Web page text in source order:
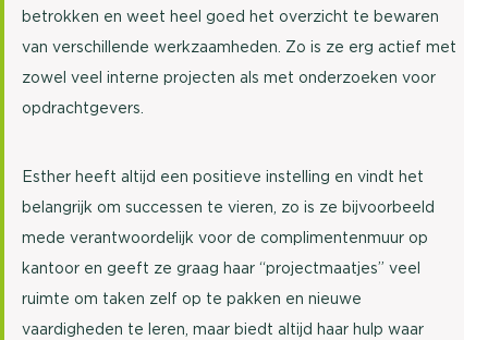
betrokken en weet heel goed het overzicht te bewaren
van verschillende werkzaamheden. Zo is ze erg actief met
zowel veel interne projecten als met onderzoeken voor
opdrachtgevers.
Esther heeft altijd een positieve instelling en vindt het
belangrijk om successen te vieren, zo is ze bijvoorbeeld
mede verantwoordelijk voor de complimentenmuur op
kantoor en geeft ze graag haar “projectmaatjes” veel
ruimte om taken zelf op te pakken en nieuwe
vaardigheden te leren, maar biedt altijd haar hulp waar